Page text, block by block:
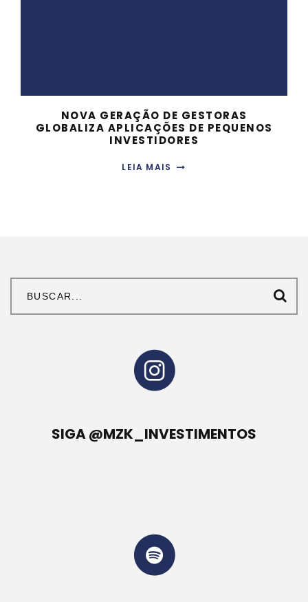
NOVA GERAÇÃO DE GESTORAS
GLOBALIZA APLICAÇÕES DE PEQUENOS
INVESTIDORES
LEIA MAIS
SIGA @MZK_INVESTIMENTOS